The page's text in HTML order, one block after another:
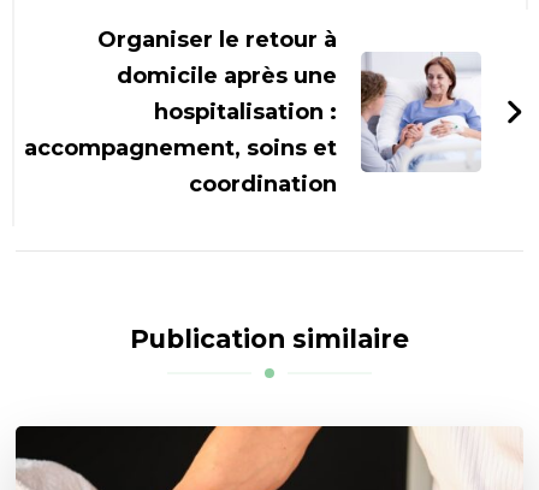
Organiser le retour à
domicile après une
hospitalisation :
accompagnement, soins et
coordination
Publication similaire